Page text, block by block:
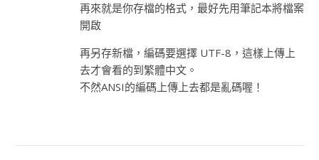
再來就是你存檔的格式，最好先用筆記本將檔案
開啟
再另存新檔，編碼要選擇 UTF-8，這樣上傳上
去才會看的到繁體中文。
不然ANSI的編碼上傳上去都是亂碼喔！